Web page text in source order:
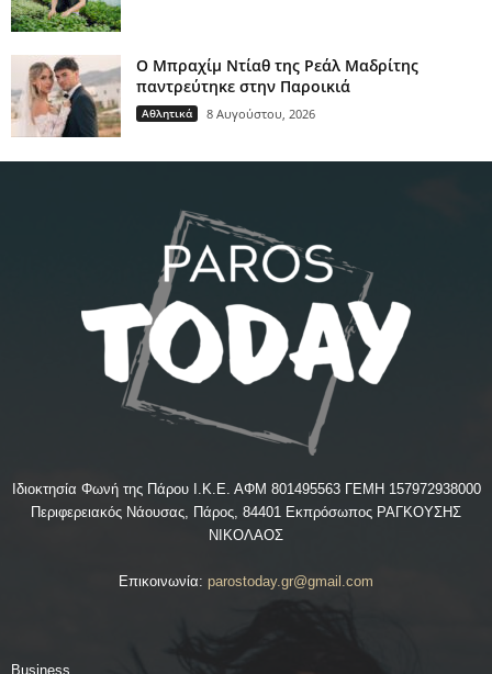
Ο Μπραχίμ Ντίαθ της Ρεάλ Μαδρίτης
παντρεύτηκε στην Παροικιά
Αθλητικά 8 Αυγούστου, 2026
Ιδιοκτησία Φωνή της Πάρου Ι.Κ.Ε. ΑΦΜ 801495563 ΓΕΜΗ 157972938000
Περιφερειακός Νάουσας, Πάρος, 84401 Εκπρόσωπος ΡΑΓΚΟΥΣΗΣ
ΝΙΚΟΛΑΟΣ
Επικοινωνία: parostoday.gr@gmail.com
Business